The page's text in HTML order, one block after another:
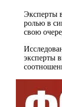
Эксперты
ролью в
свою
эксперты